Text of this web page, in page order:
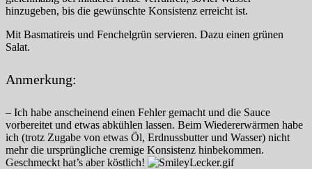
hinzugeben, bis die gewünschte Konsistenz erreicht ist.
Mit Basmatireis und Fenchelgrün servieren. Dazu einen grünen
Salat.
Anmerkung:
– Ich habe anscheinend einen Fehler gemacht und die Sauce
vorbereitet und etwas abkühlen lassen. Beim Wiedererwärmen habe
ich (trotz Zugabe von etwas Öl, Erdnussbutter und Wasser) nicht
mehr die ursprüngliche cremige Konsistenz hinbekommen.
Geschmeckt hat’s aber köstlich!